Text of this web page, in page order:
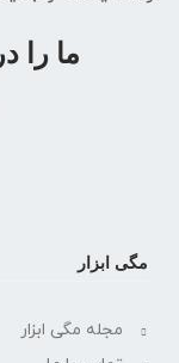
ما را
مگی ابزار
مجله مگی ابزار